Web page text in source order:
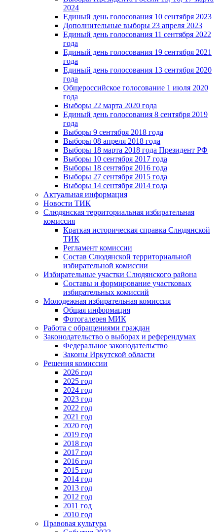
2024
Единый день голосования 10 сентября 2023
Дополнительные выборы 23 апреля 2023
Единый день голосования 11 сентября 2022
года
Единый день голосования 19 сентября 2021
года
Единый день голосования 13 сентября 2020
года
Общероссийское голосование 1 июля 2020
года
Выборы 22 марта 2020 года
Единый день голосования 8 сентября 2019
года
Выборы 9 сентября 2018 года
Выборы 08 апреля 2018 года
Выборы 18 марта 2018 года Президент РФ
Выборы 10 сентября 2017 года
Выборы 18 сентября 2016 года
Выборы 27 сентября 2015 года
Выборы 14 сентября 2014 года
Актуальная информация
Новости ТИК
Слюдянская территориальная избирательная
комиссия
Краткая историческая справка Слюдянской
ТИК
Регламент комиссии
Состав Слюдянской территориальной
избирательной комиссии
Избирательные участки Слюдянского района
Составы и формирование участковых
избирательных комиссий
Молодежная избирательная комиссия
Общая информация
Фотогалерея МИК
Работа с обращениями граждан
Законодательство о выборах и референдумах
Федеральное законодательство
Законы Иркутской области
Решения комиссии
2026 год
2025 год
2024 год
2023 год
2022 год
2021 год
2020 год
2019 год
2018 год
2017 год
2016 год
2015 год
2014 год
2013 год
2012 год
2011 год
2010 год
Правовая культура